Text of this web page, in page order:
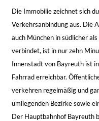
Die Immobilie zeichnet sich
Verkehrsanbindung aus. Die
auch München in südlicher
verbindet, ist in nur zehn
Innenstadt von Bayreuth ist
Fahrrad erreichbar.
verkehren regelmäßig und
umliegenden Bezirke sowie
Der Hauptbahnhof Bayreuth